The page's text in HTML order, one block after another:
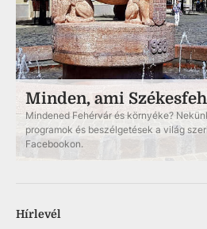
Minden, ami
Mindened Fehérvár és környéke?
programok és beszélgetések a világ
Facebookon.
Hírlevél